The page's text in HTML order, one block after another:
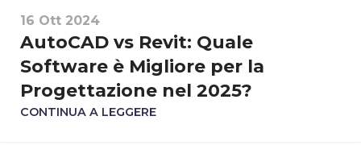
16 Ott 2024
AutoCAD vs Revit: Quale
Software è Migliore per la
Progettazione nel 2025?
CONTINUA A LEGGERE